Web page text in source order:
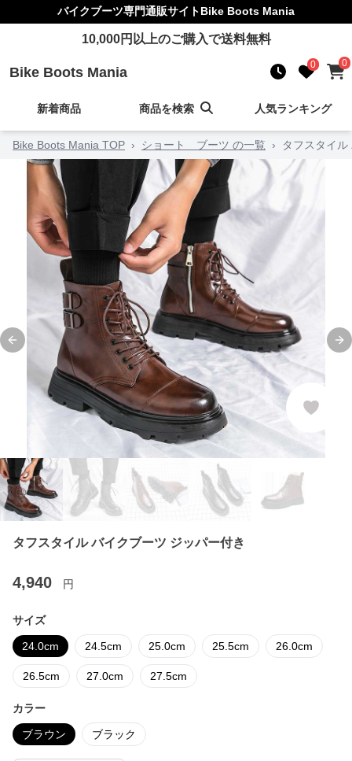
バイクブーツ専門通販サイトBike Boots Mania
10,000円以上のご購入で送料無料
Bike Boots Mania 0 0
新着商品 商品を検索 人気ランキング
Bike Boots Mania TOP › ショート ブーツ の一覧 › タフスタイ
Previous slide
タフスタイル バイクブーツ ジッパー付き
4,940 円
サイズ
24.0cm 24.5cm 25.0cm 25.5cm 26.0cm
26.5cm 27.0cm 27.5cm
カラー
ブラウン ブラック